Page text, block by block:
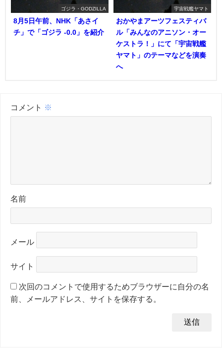
ゴジラ・GODZILLA
8月5日午前、NHK「あさイ
チ」で「ゴジラ -0.0」を紹介
宇宙戦艦ヤマト
おかやまアーツフェスティバ
ル「みんなのアニソン・オー
ケストラ！」にて「宇宙戦艦
ヤマト」のテーマなどを演奏
へ
コメント ※
名前
メール
サイト
次回のコメントで使用するためブラウザーに自分の名
前、メールアドレス、サイトを保存する。